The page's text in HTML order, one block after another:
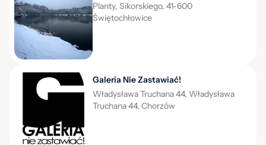
Planty, Sikorskiego, 41-600
Świętochłowice
Galeria Nie Zastawiać!
Władysława Truchana 44, Władysława
Truchana 44, Chorzów